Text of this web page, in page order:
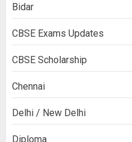
Bidar
CBSE Exams Updates
CBSE Scholarship
Chennai
Delhi / New Delhi
Diploma